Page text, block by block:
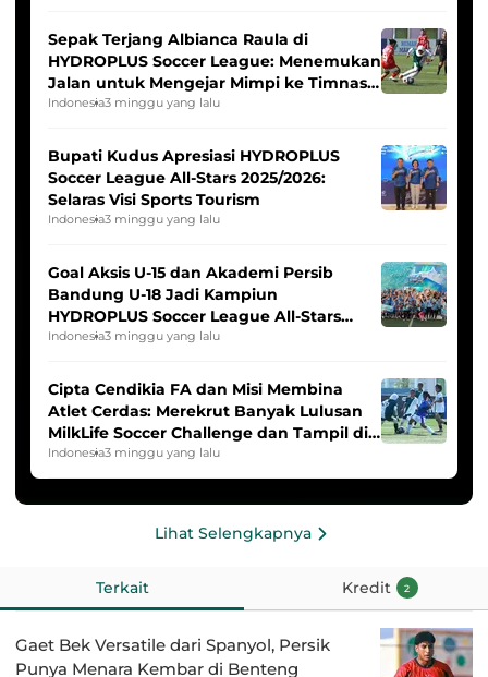
Sepak Terjang Albianca Raula di
HYDROPLUS Soccer League: Menemukan
Jalan untuk Mengejar Mimpi ke Timnas
Indonesia Putri
Indonesia3 minggu yang lalu
Bupati Kudus Apresiasi HYDROPLUS
Soccer League All-Stars 2025/2026:
Selaras Visi Sports Tourism
Indonesia3 minggu yang lalu
Goal Aksis U-15 dan Akademi Persib
Bandung U-18 Jadi Kampiun
HYDROPLUS Soccer League All-Stars
2025/2026
Indonesia3 minggu yang lalu
Cipta Cendikia FA dan Misi Membina
Atlet Cerdas: Merekrut Banyak Lulusan
MilkLife Soccer Challenge dan Tampil di
HYDROPLUS Soccer League
Indonesia3 minggu yang lalu
Lihat Selengkapnya
Terkait Kredit 2
Gaet Bek Versatile dari Spanyol, Persik
Punya Menara Kembar di Benteng